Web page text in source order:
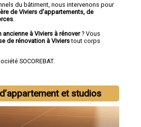
du bâtiment, nous intervenons pour
de Viviers d'appartements, de
ancienne à Viviers à rénover? Vous
de rénovation à Vivierstout corps
SOCOREBAT.
et studios